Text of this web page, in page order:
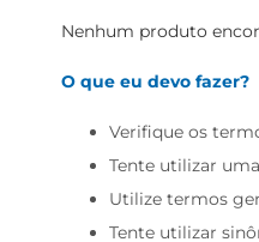
Nenhum produto
O que eu devo fazer?
Verifique os
Tente utilizar
Utilize termos
Tente utilizar
azeite
arroz
iogurte
papel higiênico
cerveja